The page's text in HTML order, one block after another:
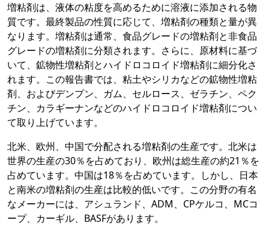
増粘剤は、液体の粘度を高めるために溶液に添加される物
質です。最終製品の性質に応じて、増粘剤の種類と量が異
なります。増粘剤は通常、食品グレードの増粘剤と非食品
グレードの増粘剤に分類されます。さらに、原材料に基づ
いて、鉱物性増粘剤とハイドロコロイド増粘剤に細分化さ
れます。この報告書では、粘土やシリカなどの鉱物性増粘
剤、およびデンプン、ガム、セルロース、ゼラチン、ペク
チン、カラギーナンなどのハイドロコロイド増粘剤につい
て取り上げています。
北米、欧州、中国で分配される増粘剤の生産です。北米は
世界の生産の30％を占めており、欧州は総生産の約21％を
占めています。中国は18％を占めています。しかし、日本
と南米の増粘剤の生産は比較的低いです。この分野の有名
なメーカーには、アシュランド、ADM、CPケルコ、MCコ
ープ、カーギル、BASFがあります。